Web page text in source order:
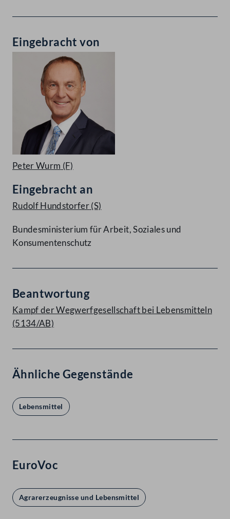
Eingebracht von
Peter Wurm (F)
Eingebracht an
Rudolf Hundstorfer(S)
Bundesministerium für Arbeit, Soziales und
Konsumentenschutz
Beantwortung
Kampf der Wegwerfgesellschaft bei Lebensmitteln
(5134/AB)
Ähnliche Gegenstände
Lebensmittel
EuroVoc
Agrarerzeugnisse und Lebensmittel